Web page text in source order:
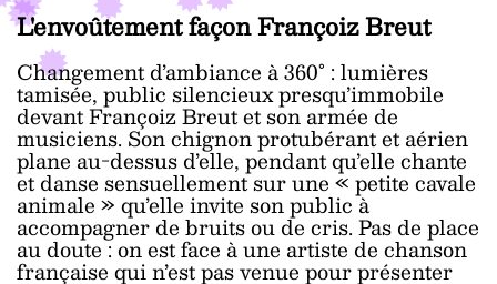
L'envoûtement façon Françoiz Breut
Changement d’ambiance à 360° : lumières
tamisée, public silencieux presqu’immobile
devant Françoiz Breut et son armée de
musiciens. Son chignon protubérant et aérien
plane au-dessus d’elle, pendant qu’elle chante
et danse sensuellement sur une « petite cavale
animale » qu’elle invite son public à
accompagner de bruits ou de cris. Pas de place
au doute : on est face à une artiste de chanson
française qui n’est pas venue pour présenter